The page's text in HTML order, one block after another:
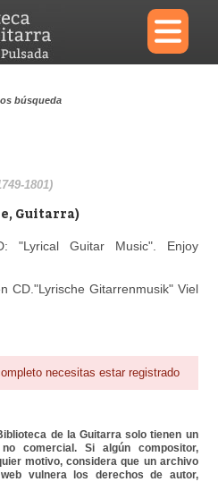
×
búsqueda
1801)
Guitarra)
"Lyrical Guitar Music". Enjoy
CD."Lyrische Gitarrenmusik" Viel
necesitas estar registrado
de la Guitarra solo tienen un
comercial. Si algún compositor,
motivo, considera que un archivo
vulnera los derechos de autor,